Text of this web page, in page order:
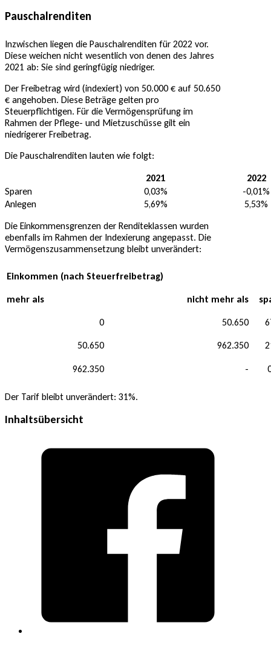
Pauschalrenditen
Inzwischen liegen die Pauschalrenditen für 2022 vor.
Diese weichen nicht wesentlich von denen des Jahres
2021 ab: Sie sind geringfügig niedriger.
Der Freibetrag wird (indexiert) von 50.000 € auf 50.650
€ angehoben. Diese Beträge gelten pro
Steuerpflichtigen. Für die Vermögensprüfung im
Rahmen der Pflege- und Mietzuschüsse gilt ein
niedrigerer Freibetrag.
Die Pauschalrenditen lauten wie folgt:
2021
2022
Sparen
0,03%
-0,01%
Anlegen
5,69%
5,53%
Die Einkommensgrenzen der Renditeklassen wurden
ebenfalls im Rahmen der Indexierung angepasst. Die
Vermögenszusammensetzung bleibt unverändert:
Einkommen (nach Steuerfreibetrag)
mehr als
nicht mehr als
0
50.650
50.650
962.350
962.350 -
Der Tarif bleibt unverändert: 31%.
Inhaltsübersicht